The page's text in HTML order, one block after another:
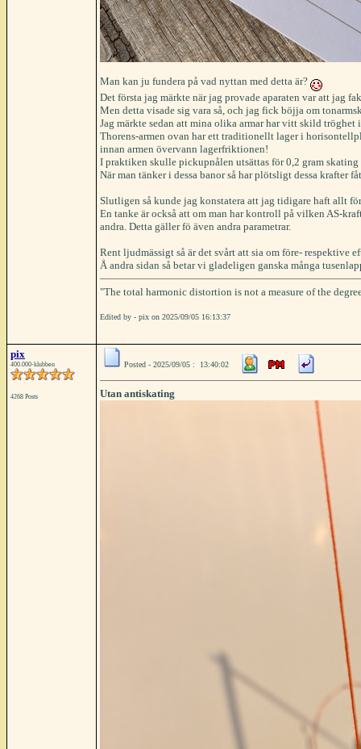
Man kan ju fundera på vad nyttan med detta är?
Det första jag märkte när jag provade aparaten var att jag
Men detta visade sig vara så, och jag fick böjja om
Jag märkte sedan att mina olika armar har vitt skild tröghet
Thorens-armen ovan har ett traditionellt lager i
innan armen övervann lagerfriktionen!
I praktiken skulle pickupnålen utsättas för 0,2 gram
När man tänker i dessa banor så har plötsligt dessa krafter
Slutligen så kunde jag konstatera att jag tidigare haft allt
En tanke är också att om man har kontroll på vilken AS-
andra. Detta gäller fö även andra parametrar.
Rent ljudmässigt så är det svårt att sia om före- respektive
Å andra sidan så betar vi gladeligen ganska många
"The total harmonic distortion is not a measure of the
Edited by - pix on 2025/09/05 16:13:37
pix
400.000-klubben
4268 Posts
Posted - 2025/09/05 : 13:40:02
Utan antiskating